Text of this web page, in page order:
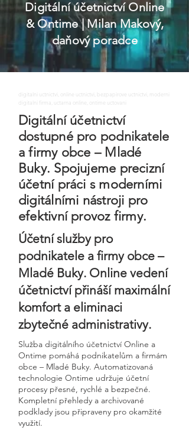
Digitální účetnictví Online
& Ontime| Milan Makový,
daňový poradce
digitalni uctnictvi, online uctnictvi, bezpapirove uctnictvi, moderni
digitalni firma, uctarna online, ontime uctovani
Digitální účetnictví
dostupné pro podnikatele
a firmy obce – Mladé
Buky. Spojujeme precizní
účetní práci s moderními
digitálními nástroji pro
efektivní provoz firmy.
Účetní služby pro
podnikatele a firmy obce –
Mladé Buky. Online vedení
účetnictví přináší maximální
komfort a eliminaci
zbytečné administrativy.
Služba digitálního účetnictví Online a
Ontime pomáhá podnikatelům a firmám
obce – Mladé Buky. Automatizovaná
technologie Ontime udržuje účetní
procesy přesné, rychlé a bezpečné.
Kompletní přehledy a archivované
podklady jsou připraveny pro okamžité
využití.